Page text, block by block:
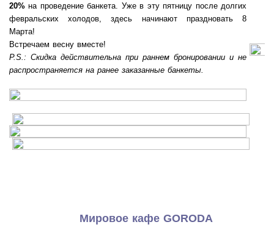
20% на проведение банкета. Уже в эту пятницу после долгих
февральских холодов, здесь начинают праздновать 8
Марта!
Встречаем весну вместе!
P.S.: Скидка действительна при раннем бронировании и не
распространяется на ранее заказанные банкеты.
Мировое кафе GORODA